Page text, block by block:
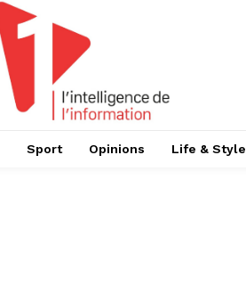
Sport Opinions Life & Style